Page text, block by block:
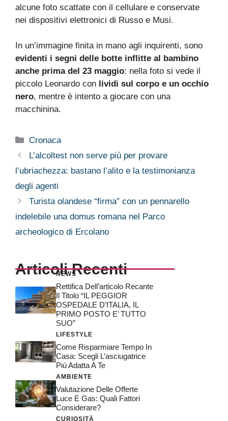
alcune foto scattate con il cellulare e conservate
nei dispositivi elettronici di Russo e Musi.
In un’immagine finita in mano agli inquirenti, sono
evidenti i segni delle botte inflitte al bambino
anche prima del 23 maggio: nella foto si vede il
piccolo Leonardo con lividi sul corpo e un occhio
nero, mentre è intento a giocare con una
macchinina.
Categorie
Cronaca
L’alcoltest non serve più per provare
l’ubriachezza: bastano l’alito e la testimonianza
degli agenti
Turista olandese “firma” con un pennarello
indelebile una domus romana nel Parco
archeologico di Ercolano
Articoli Recenti
NEWS
Rettifica Dell’articolo Recante
Il Titolo “IL PEGGIOR
OSPEDALE D’ITALIA, IL
PRIMO POSTO E’ TUTTO
SUO”
LIFESTYLE
Come Risparmiare Tempo In
Casa: Scegli L’asciugatrice
Più Adatta A Te
AMBIENTE
Valutazione Delle Offerte
Luce E Gas: Quali Fattori
Considerare?
CURIOSITÀ